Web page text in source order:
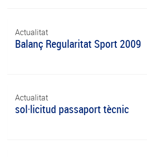
Actualitat
Balanç Regularitat Sport 2009
Actualitat
sol·licitud passaport tècnic